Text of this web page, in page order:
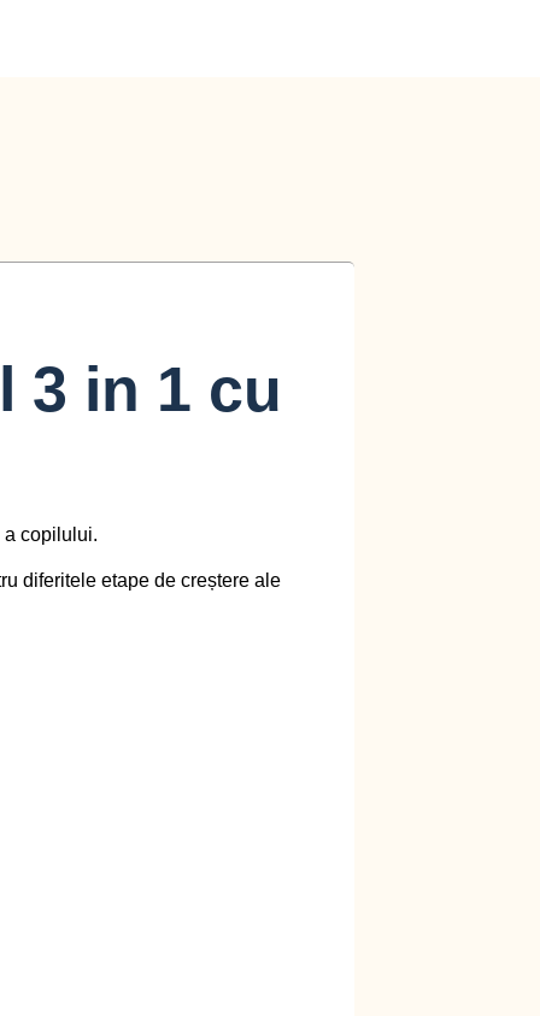
3 in 1 cu
copilului.
diferitele etape de creștere ale